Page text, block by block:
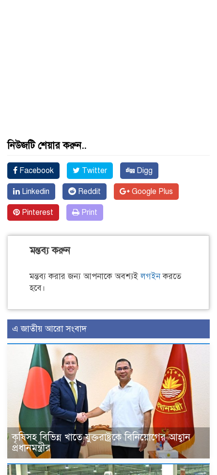
নিউজটি শেয়ার করুন..
Facebook Twitter Digg
Linkedin Reddit Google Plus
Pinterest Print
মন্তব্য করুন
মন্তব্য করার জন্য আপনাকে অবশ্যইলগইনকরতে
হবে।
এ জাতীয় আরো সংবাদ
কৃষিসহ বিভিন্ন খাতে যুক্তরাষ্ট্রকে বিনিয়োগের আহ্বান
প্রধানমন্ত্রীর